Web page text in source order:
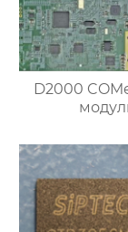
D2000